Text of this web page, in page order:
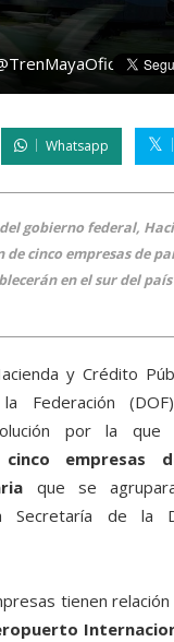
Whatsapp
gobierno federal,
de cinco empresas de
en el sur del
y Crédito
Federación
por la que
empresas
que se
Secretaría de la
tienen